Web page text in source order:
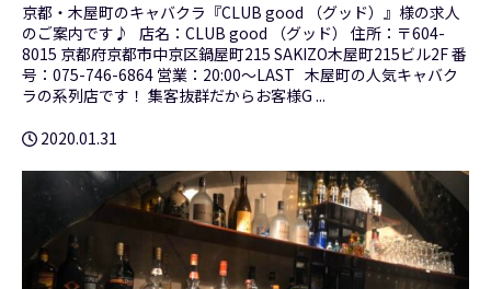
京都・木屋町のキャバクラ『CLUB good （グッド）』様の求人
のご案内です♪ 店名：CLUB good （グッド） 住所：〒604-
8015 京都府京都市中京区鍋屋町215 SAKIZO木屋町215ビル2F 番
号：075-746-6864 営業：20:00～LAST 木屋町の人気キャバク
ラの系列店です！ 集客抜群だからお客様G ...
2020.01.31